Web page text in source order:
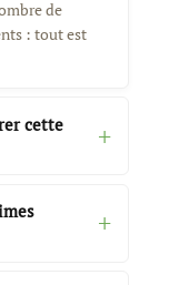
de
: tout est
cette